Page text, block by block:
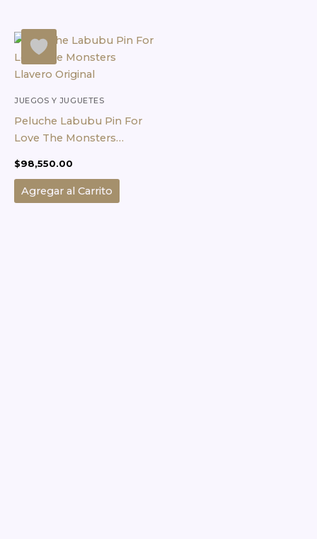
JUEGOS Y JUGUETES
Peluche Labubu Pin For
Love The Monsters
$98,550.00
Agregar al Carrito